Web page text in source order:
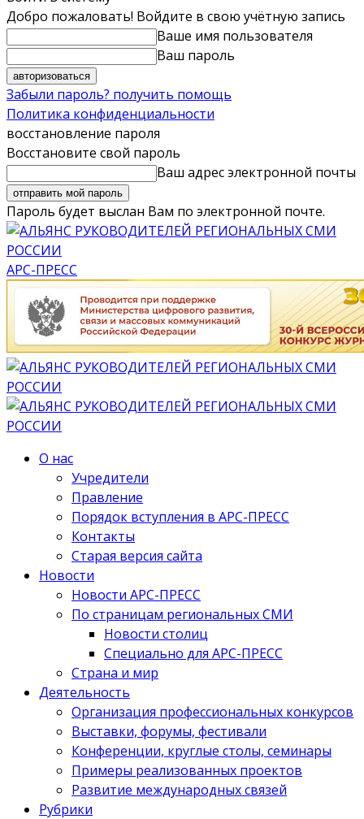
Добро пожаловать! Войдите в свою учётную запись
Ваше имя пользователя
Ваш пароль
Забыли пароль? получить помощь
Политика конфиденциальности
восстановление пароля
Восстановите свой пароль
Ваш адрес электронной почты
Пароль будет выслан Вам по электронной почте.
АРС-ПРЕСС
О нас
Учредители
Правление
Порядок вступления в АРС-ПРЕСС
Контакты
Старая версия сайта
Новости
Новости АРС-ПРЕСС
По страницам региональных СМИ
Новости столиц
Специально для АРС-ПРЕСС
Страна и мир
Деятельность
Организация профессиональных конкурсов
Выставки, форумы, фестивали
Конференции, круглые столы, семинары
Примеры реализованных проектов
Развитие международных связей
Рубрики